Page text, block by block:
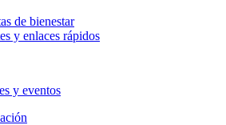
de bienestar
y enlaces rápidos
y eventos